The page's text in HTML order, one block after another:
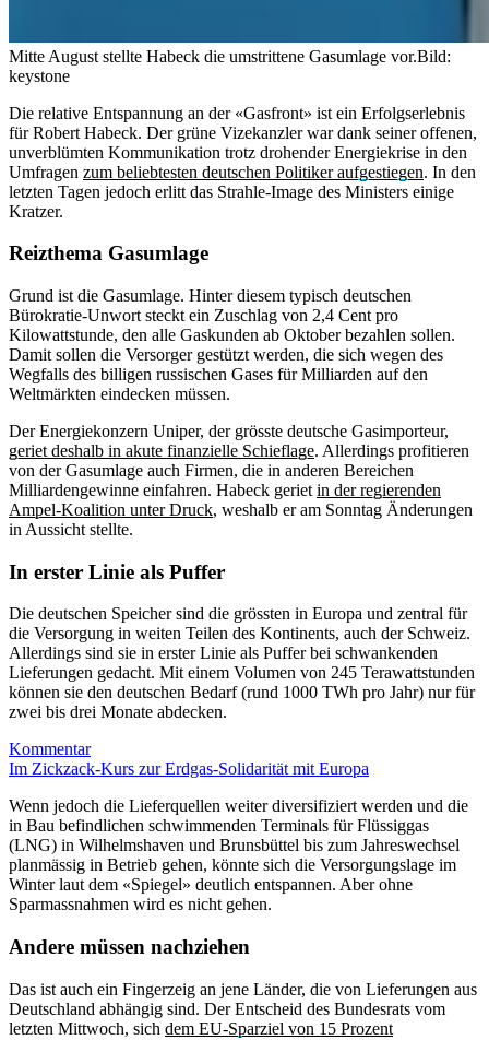
Mitte August stellte Habeck die umstrittene Gasumlage vor.Bild:
keystone
Die relative Entspannung an der «Gasfront» ist ein Erfolgserlebnis
für Robert Habeck. Der grüne Vizekanzler war dank seiner offenen,
unverblümten Kommunikation trotz drohender Energiekrise in den
Umfragen zum beliebtesten deutschen Politiker aufgestiegen. In den
letzten Tagen jedoch erlitt das Strahle-Image des Ministers einige
Kratzer.
Reizthema Gasumlage
Grund ist die Gasumlage. Hinter diesem typisch deutschen
Bürokratie-Unwort steckt ein Zuschlag von 2,4 Cent pro
Kilowattstunde, den alle Gaskunden ab Oktober bezahlen sollen.
Damit sollen die Versorger gestützt werden, die sich wegen des
Wegfalls des billigen russischen Gases für Milliarden auf den
Weltmärkten eindecken müssen.
Der Energiekonzern Uniper, der grösste deutsche Gasimporteur,
geriet deshalb in akute finanzielle Schieflage. Allerdings profitieren
von der Gasumlage auch Firmen, die in anderen Bereichen
Milliardengewinne einfahren. Habeck geriet in der regierenden
Ampel-Koalition unter Druck, weshalb er am Sonntag Änderungen
in Aussicht stellte.
In erster Linie als Puffer
Die deutschen Speicher sind die grössten in Europa und zentral für
die Versorgung in weiten Teilen des Kontinents, auch der Schweiz.
Allerdings sind sie in erster Linie als Puffer bei schwankenden
Lieferungen gedacht. Mit einem Volumen von 245 Terawattstunden
können sie den deutschen Bedarf (rund 1000 TWh pro Jahr) nur für
zwei bis drei Monate abdecken.
Kommentar
Im Zickzack-Kurs zur Erdgas-Solidarität mit Europa
Wenn jedoch die Lieferquellen weiter diversifiziert werden und die
in Bau befindlichen schwimmenden Terminals für Flüssiggas
(LNG) in Wilhelmshaven und Brunsbüttel bis zum Jahreswechsel
planmässig in Betrieb gehen, könnte sich die Versorgungslage im
Winter laut dem «Spiegel» deutlich entspannen. Aber ohne
Sparmassnahmen wird es nicht gehen.
Andere müssen nachziehen
Das ist auch ein Fingerzeig an jene Länder, die von Lieferungen aus
Deutschland abhängig sind. Der Entscheid des Bundesrats vom
letzten Mittwoch, sich dem EU-Sparziel von 15 Prozent